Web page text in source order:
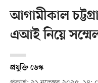
আগামীকাল
এআই নিয়ে
প্রযুক্তি ডেস্ক